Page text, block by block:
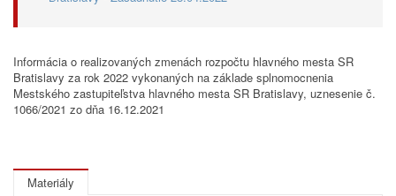
Informácia o realizovaných zmenách rozpočtu hlavného mesta SR
Bratislavy za rok 2022 vykonaných na základe splnomocnenia
Mestského zastupiteľstva hlavného mesta SR Bratislavy, uznesenie č.
1066/2021 zo dňa 16.12.2021
Materiály